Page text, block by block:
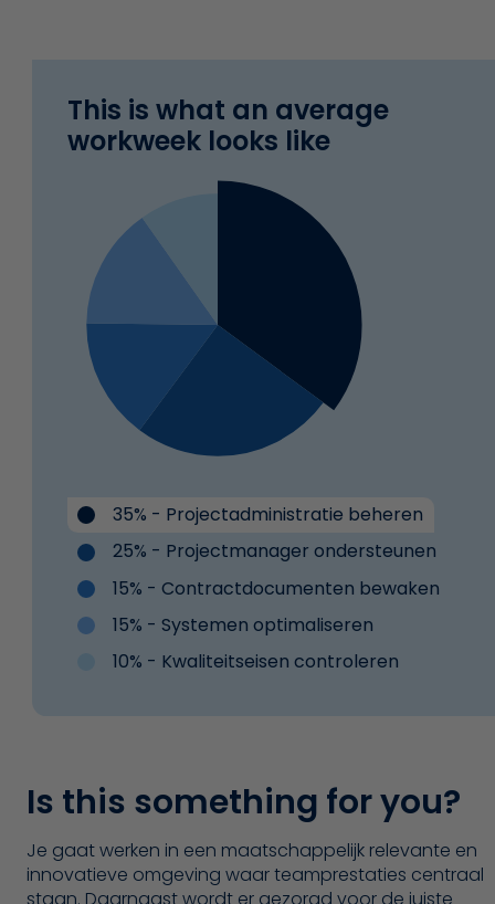
This is what an average
workweek looks like
35% - Projectadministratie beheren
25% - Projectmanager ondersteunen
15% - Contractdocumenten bewaken
15% - Systemen optimaliseren
10% - Kwaliteitseisen controleren
Is this something for you?
Je gaat werken in een maatschappelijk relevante en
innovatieve omgeving waar teamprestaties centraal